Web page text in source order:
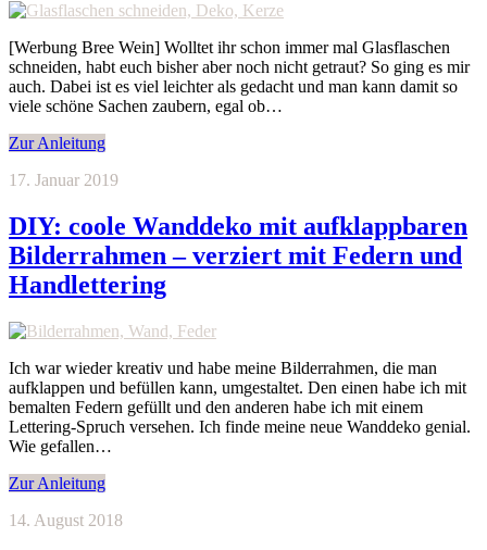
[Werbung Bree Wein] Wolltet ihr schon immer mal Glasflaschen
schneiden, habt euch bisher aber noch nicht getraut? So ging es mir
auch. Dabei ist es viel leichter als gedacht und man kann damit so
viele schöne Sachen zaubern, egal ob…
Zur Anleitung
17. Januar 2019
DIY: coole Wanddeko mit aufklappbaren
Bilderrahmen – verziert mit Federn und
Handlettering
Ich war wieder kreativ und habe meine Bilderrahmen, die man
aufklappen und befüllen kann, umgestaltet. Den einen habe ich mit
bemalten Federn gefüllt und den anderen habe ich mit einem
Lettering-Spruch versehen. Ich finde meine neue Wanddeko genial.
Wie gefallen…
Zur Anleitung
14. August 2018